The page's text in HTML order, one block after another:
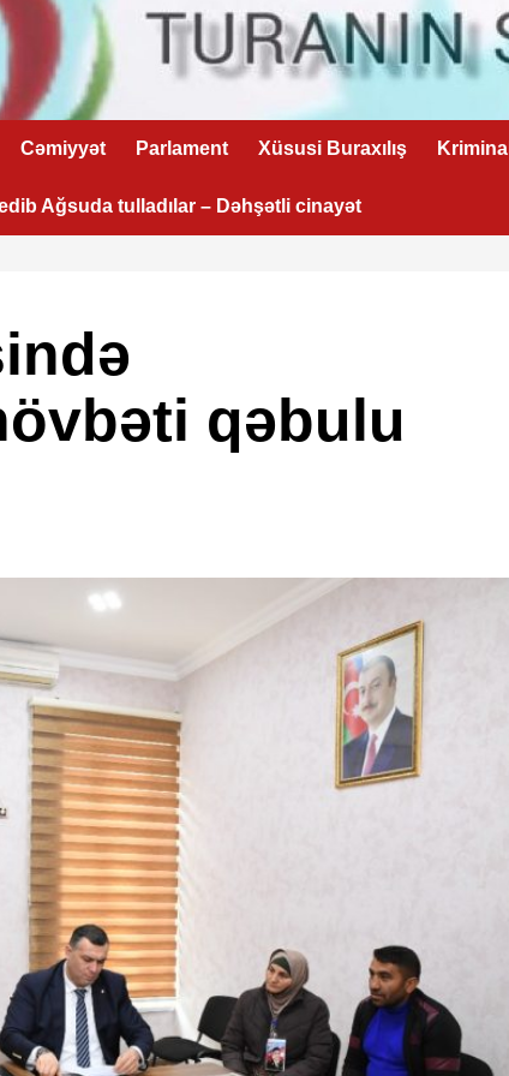
Cəmiyyət Parlament Xüsusi Buraxılış Kriminal
Ağsuda tulladılar – Dəhşətli cinayət
qəbulu